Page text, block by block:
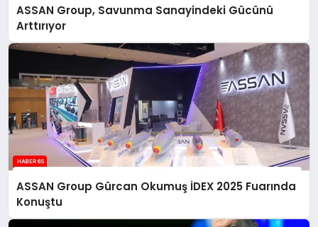
ASSAN Group, Savunma Sanayindeki Gücünü
Arttırıyor
ASSAN Group Gürcan Okumuş İDEX 2025 Fuarında
Konuştu